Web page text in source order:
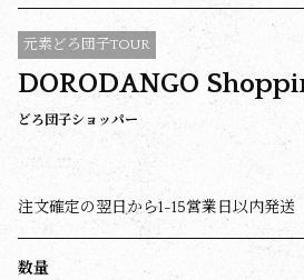
元素どろ団子TOUR
DORODANGO
どろ団子ショッパー
注文確定の翌日から1-15営業日以内発送
数量